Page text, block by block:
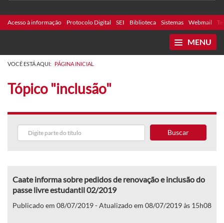
Acesso à informação Protocolo Digital SEI Biblioteca Sistemas Webmail
MENU
VOCÊ ESTÁ AQUI: PÁGINA INICIAL
Tópico "inclusão"
Buscar
Caate informa sobre pedidos de renovação e inclusão do
passe livre estudantil 02/2019
Publicado em 08/07/2019 - Atualizado em 08/07/2019 às 15h08